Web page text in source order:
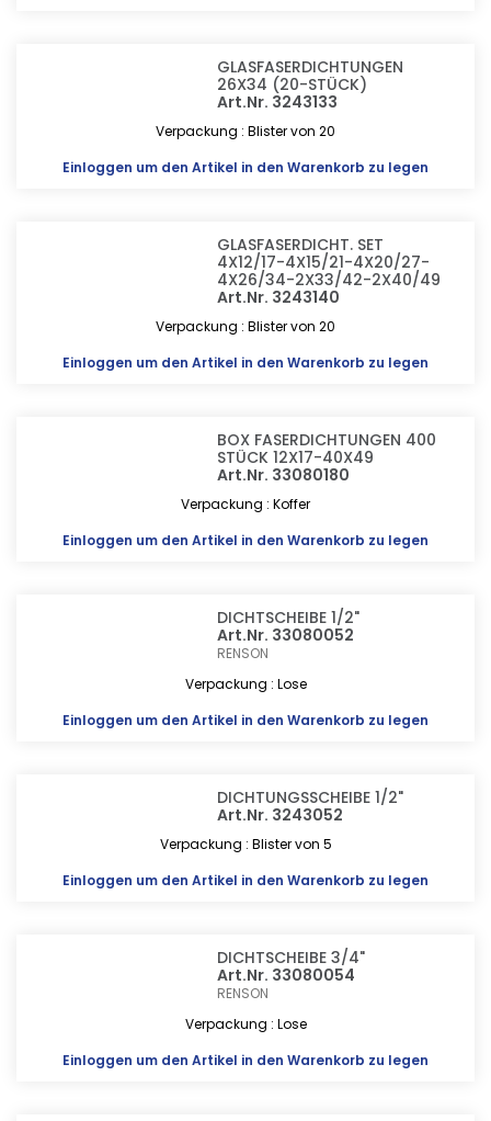
GLASFASERDICHTUNGEN
26X34 (20-STÜCK)
Art.Nr. 3243133
Verpackung : Blister von 20
Einloggen um den Artikel in den Warenkorb zu legen
GLASFASERDICHT. SET
4X12/17-4X15/21-4X20/27-
4X26/34-2X33/42-2X40/49
Art.Nr. 3243140
Verpackung : Blister von 20
Einloggen um den Artikel in den Warenkorb zu legen
BOX FASERDICHTUNGEN 400
STÜCK 12X17-40X49
Art.Nr. 33080180
Verpackung : Koffer
Einloggen um den Artikel in den Warenkorb zu legen
DICHTSCHEIBE 1/2"
Art.Nr. 33080052
RENSON
Verpackung : Lose
Einloggen um den Artikel in den Warenkorb zu legen
DICHTUNGSSCHEIBE 1/2"
Art.Nr. 3243052
Verpackung : Blister von 5
Einloggen um den Artikel in den Warenkorb zu legen
DICHTSCHEIBE 3/4"
Art.Nr. 33080054
RENSON
Verpackung : Lose
Einloggen um den Artikel in den Warenkorb zu legen